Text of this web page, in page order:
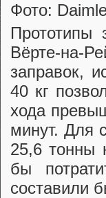
Фото:
Прототипы
Вёрте-на-
заправок,
40 кг
хода
минут. Для
25,6 тонны
бы
составили